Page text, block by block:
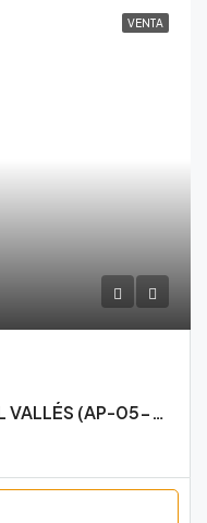
VENTA
C/ OLLETA – CASTELLAR DEL VALLÉS (AP-05-3586)